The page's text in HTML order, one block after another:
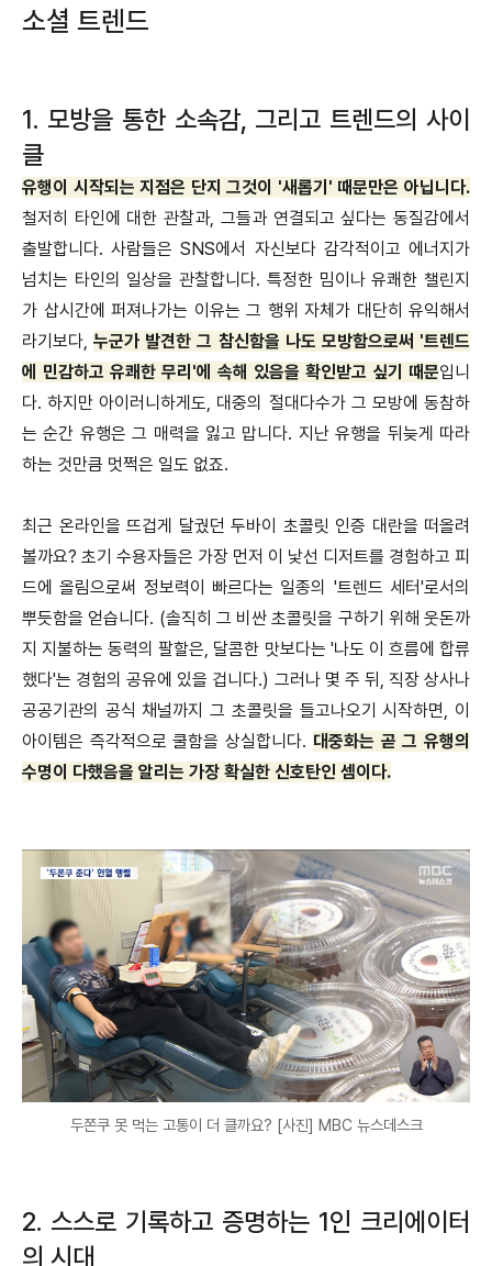
소셜 트렌드
1. 모방을 통한 소속감, 그리고 트렌드의 사이
클
유행이 시작되는 지점은 단지 그것이 '새롭기' 때문만은 아닙니다.
철저히 타인에 대한 관찰과, 그들과 연결되고 싶다는 동질감에서
출발합니다. 사람들은 SNS에서 자신보다 감각적이고 에너지가
넘치는 타인의 일상을 관찰합니다. 특정한 밈이나 유쾌한 챌린지
가 삽시간에 퍼져나가는 이유는 그 행위 자체가 대단히 유익해서
라기보다,누군가 발견한 그 참신함을 나도 모방함으로써 '트렌드
에 민감하고 유쾌한 무리'에 속해 있음을 확인받고 싶기 때문입니
다. 하지만 아이러니하게도, 대중의 절대다수가 그 모방에 동참하
는 순간 유행은 그 매력을 잃고 맙니다. 지난 유행을 뒤늦게 따라
하는 것만큼 멋쩍은 일도 없죠.
최근 온라인을 뜨겁게 달궜던 두바이 초콜릿 인증 대란을 떠올려
볼까요? 초기 수용자들은 가장 먼저 이 낯선 디저트를 경험하고 피
드에 올림으로써 정보력이 빠르다는 일종의 '트렌드 세터'로서의
뿌듯함을 얻습니다. (솔직히 그 비싼 초콜릿을 구하기 위해 웃돈까
지 지불하는 동력의 팔할은, 달콤한 맛보다는 '나도 이 흐름에 합류
했다'는 경험의 공유에 있을 겁니다.) 그러나 몇 주 뒤, 직장 상사나
공공기관의 공식 채널까지 그 초콜릿을 들고나오기 시작하면, 이
아이템은 즉각적으로 쿨함을 상실합니다. 대중화는 곧 그 유행의
수명이 다했음을 알리는 가장 확실한 신호탄인 셈이다.
두쫀쿠 못 먹는 고통이 더 클까요? [사진] MBC 뉴스데스크
2. 스스로 기록하고 증명하는 1인 크리에이터
의 시대